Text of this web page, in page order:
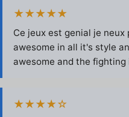
★★★★★
Ce jeux est genial je neux
awesome in all it's style
awesome and the fighting
★★★★☆